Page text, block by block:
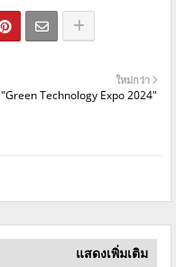
ใหม่กว่า
"Green Technology Expo 2024"
แสดงเพิ่มเติม